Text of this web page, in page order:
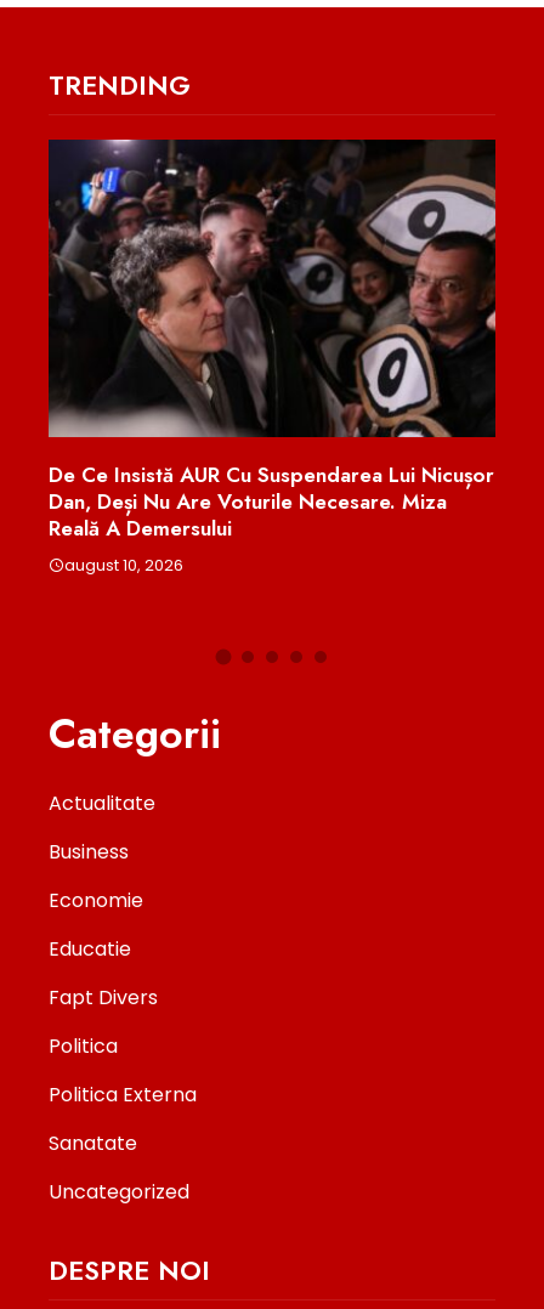
TRENDING
De Ce Insistă AUR Cu Suspendarea Lui Nicușor
Dan, Deși Nu Are Voturile Necesare. Miza
Reală A Demersului
august 10, 2026
Categorii
Actualitate
Business
Economie
Educatie
Fapt Divers
Politica
Politica Externa
Sanatate
Uncategorized
DESPRE NOI